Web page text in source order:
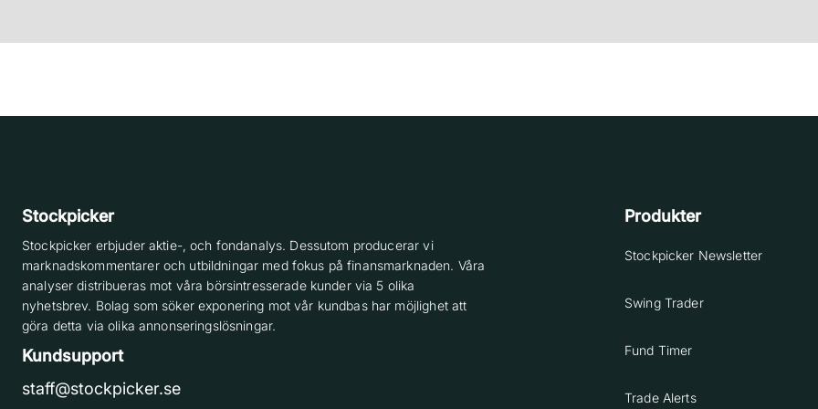
Stockpicker
Stockpicker erbjuder aktie-, och fondanalys. Dessutom producerar vi
marknadskommentarer och utbildningar med fokus på finansmarknaden. Våra
analyser distribueras mot våra börsintresserade kunder via 5 olika
nyhetsbrev. Bolag som söker exponering mot vår kundbas har möjlighet att
göra detta via olika annonseringslösningar.
Kundsupport
staff@stockpicker.se
Produkter
Stockpicker Newsletter
Swing Trader
Fund Timer
Trade Alerts